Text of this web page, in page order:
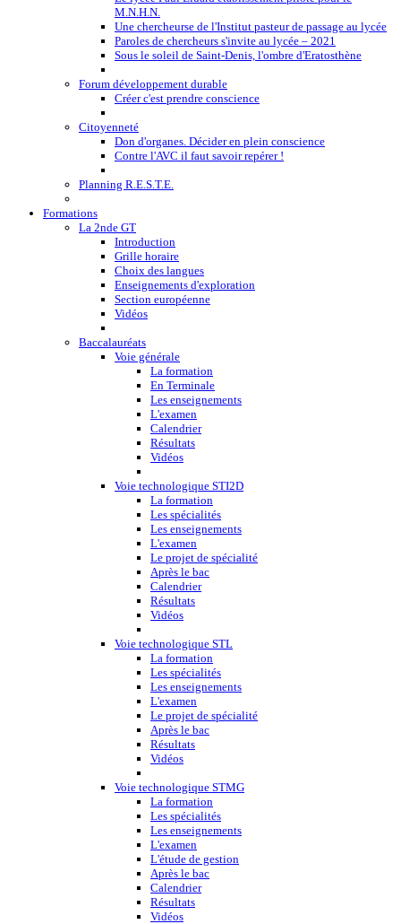
M.N.H.N.
Une chercheurse de l'Institut pasteur de passage au lycée
Paroles de chercheurs s'invite au lycée – 2021
Sous le soleil de Saint-Denis, l'ombre d'Eratosthène
Forum développement durable
Créer c'est prendre conscience
Citoyenneté
Don d'organes. Décider en plein conscience
Contre l'AVC il faut savoir repérer !
Planning R.E.S.T.E.
Formations
La 2nde GT
Introduction
Grille horaire
Choix des langues
Enseignements d'exploration
Section européenne
Vidéos
Baccalauréats
Voie générale
La formation
En Terminale
Les enseignements
L'examen
Calendrier
Résultats
Vidéos
Voie technologique STI2D
La formation
Les spécialités
Les enseignements
L'examen
Le projet de spécialité
Après le bac
Calendrier
Résultats
Vidéos
Voie technologique STL
La formation
Les spécialités
Les enseignements
L'examen
Le projet de spécialité
Après le bac
Résultats
Vidéos
Voie technologique STMG
La formation
Les spécialités
Les enseignements
L'examen
L'étude de gestion
Après le bac
Calendrier
Résultats
Vidéos